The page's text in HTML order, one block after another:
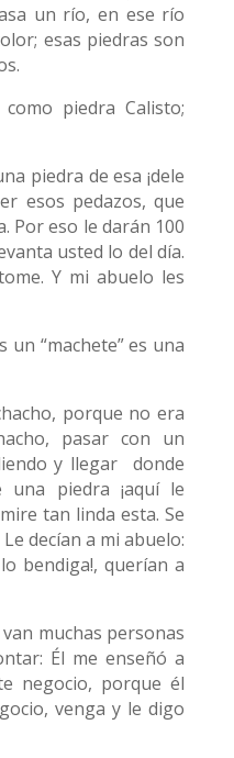
un río, en ese río
esas piedras son
piedra Calisto;
piedra de esa ¡dele
esos pedazos, que
Por eso le darán 100
usted lo del día.
Y mi abuelo les
un “machete” es una
porque no era
pasar con un
y llegar
donde
una piedra ¡aquí le
tan linda esta. Se
decían a mi abuelo:
bendiga!, querían a
muchas personas
Él me enseñó a
negocio, porque él
venga y le digo